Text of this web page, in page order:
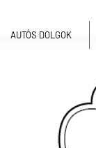
AUTÓS DOLGOK